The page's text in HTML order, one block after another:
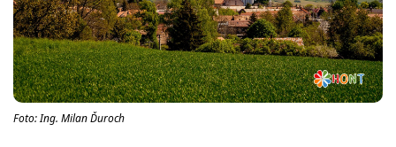
Foto: Ing. Milan Ďuroch